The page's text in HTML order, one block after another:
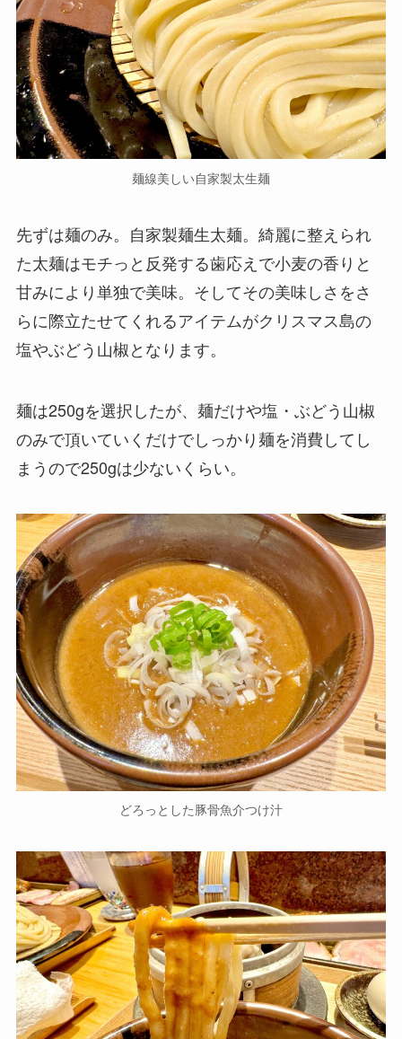
麺線美しい自家製太生麺
先ずは麺のみ。自家製麺生太麺。綺麗に整えられ
た太麺はモチっと反発する歯応えで小麦の香りと
甘みにより単独で美味。そしてその美味しさをさ
らに際立たせてくれるアイテムがクリスマス島の
塩やぶどう山椒となります。
麺は250gを選択したが、麺だけや塩・ぶどう山椒
のみで頂いていくだけでしっかり麺を消費してし
まうので250gは少ないくらい。
どろっとした豚骨魚介つけ汁